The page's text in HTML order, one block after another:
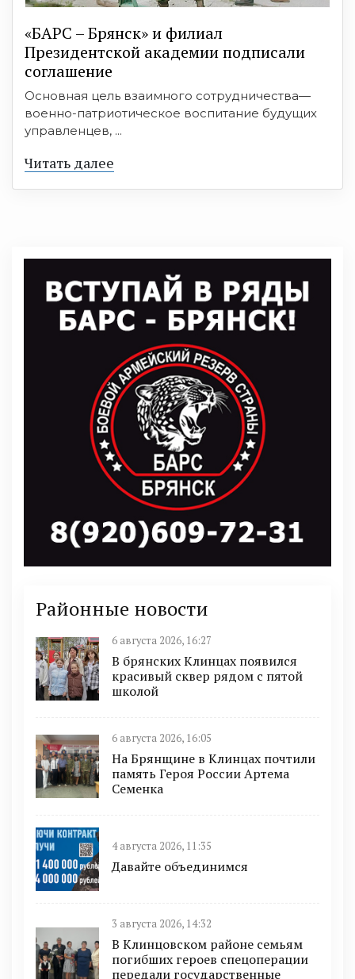
«БАРС – Брянск» и филиал
Президентской академии подписали
соглашение
Основная цель взаимного сотрудничества—
военно-патриотическое воспитание будущих
управленцев, ...
Читать далее
Районные новости
6 августа 2026, 16:27
В брянских Клинцах появился
красивый сквер рядом с пятой
школой
6 августа 2026, 16:05
На Брянщине в Клинцах почтили
память Героя России Артема
Семенка
4 августа 2026, 11:35
Давайте объединимся
3 августа 2026, 14:32
В Клинцовском районе семьям
погибших героев спецоперации
передали государственные